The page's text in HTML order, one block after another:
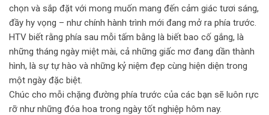
chọn và sắp đặt với mong muốn mang đến cảm giác tươi sáng,
đầy hy vọng – như chính hành trình mới đang mở ra phía trước.
HTV biết rằng phía sau mỗi tấm bằng là biết bao cố gắng, là
những tháng ngày miệt mài, cả những giấc mơ đang dần thành
hình, là sự tự hào và những kỷ niệm đẹp cùng hiện diện trong
một ngày đặc biệt.
Chúc cho mỗi chặng đường phía trước của các bạn sẽ luôn rực
rỡ như những đóa hoa trong ngày tốt nghiệp hôm nay.